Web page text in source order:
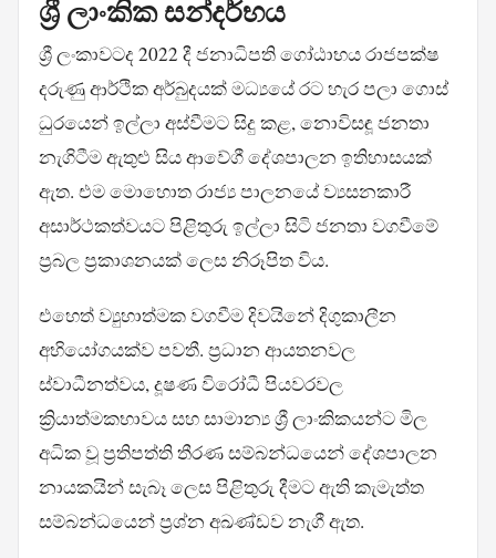
ශ්‍රී ලාංකික සන්දර්භය
ශ්‍රී ලංකාවටද 2022 දී ජනාධිපති ගෝඨාභය රාජපක්ෂ
දරුණු ආර්ථික අර්බුදයක් මධ්‍යයේ රට හැර පලා ගොස්
ධුරයෙන් ඉල්ලා අස්වීමට සිදු කළ, නොවිසඳූ ජනතා
නැගිටීම ඇතුළු සිය ආවේගී දේශපාලන ඉතිහාසයක්
ඇත. එම මොහොත රාජ්‍ය පාලනයේ ව්‍යසනකාරී
අසාර්ථකත්වයට පිළිතුරු ඉල්ලා සිටි ජනතා වගවීමේ
ප්‍රබල ප්‍රකාශනයක් ලෙස නිරූපිත විය.
එහෙත් ව්‍යුහාත්මක වගවීම දිවයිනේ දිගුකාලීන
අභියෝගයක්ව පවතී. ප්‍රධාන ආයතනවල
ස්වාධීනත්වය, දූෂණ විරෝධී පියවරවල
ක්‍රියාත්මකභාවය සහ සාමාන්‍ය ශ්‍රී ලාංකිකයන්ට මිල
අධික වූ ප්‍රතිපත්ති තීරණ සම්බන්ධයෙන් දේශපාලන
නායකයින් සැබෑ ලෙස පිළිතුරු දීමට ඇති කැමැත්ත
සම්බන්ධයෙන් ප්‍රශ්න අඛණ්ඩව නැගී ඇත.